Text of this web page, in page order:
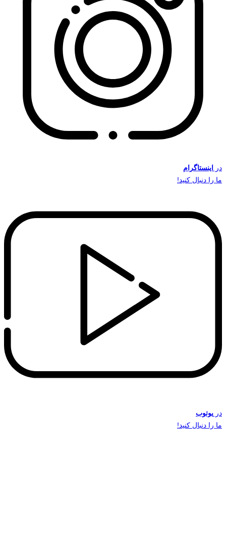
در
اینستاگرام
ما را دنبال کنید!
در یوتوب
ما را دنبال کنید!